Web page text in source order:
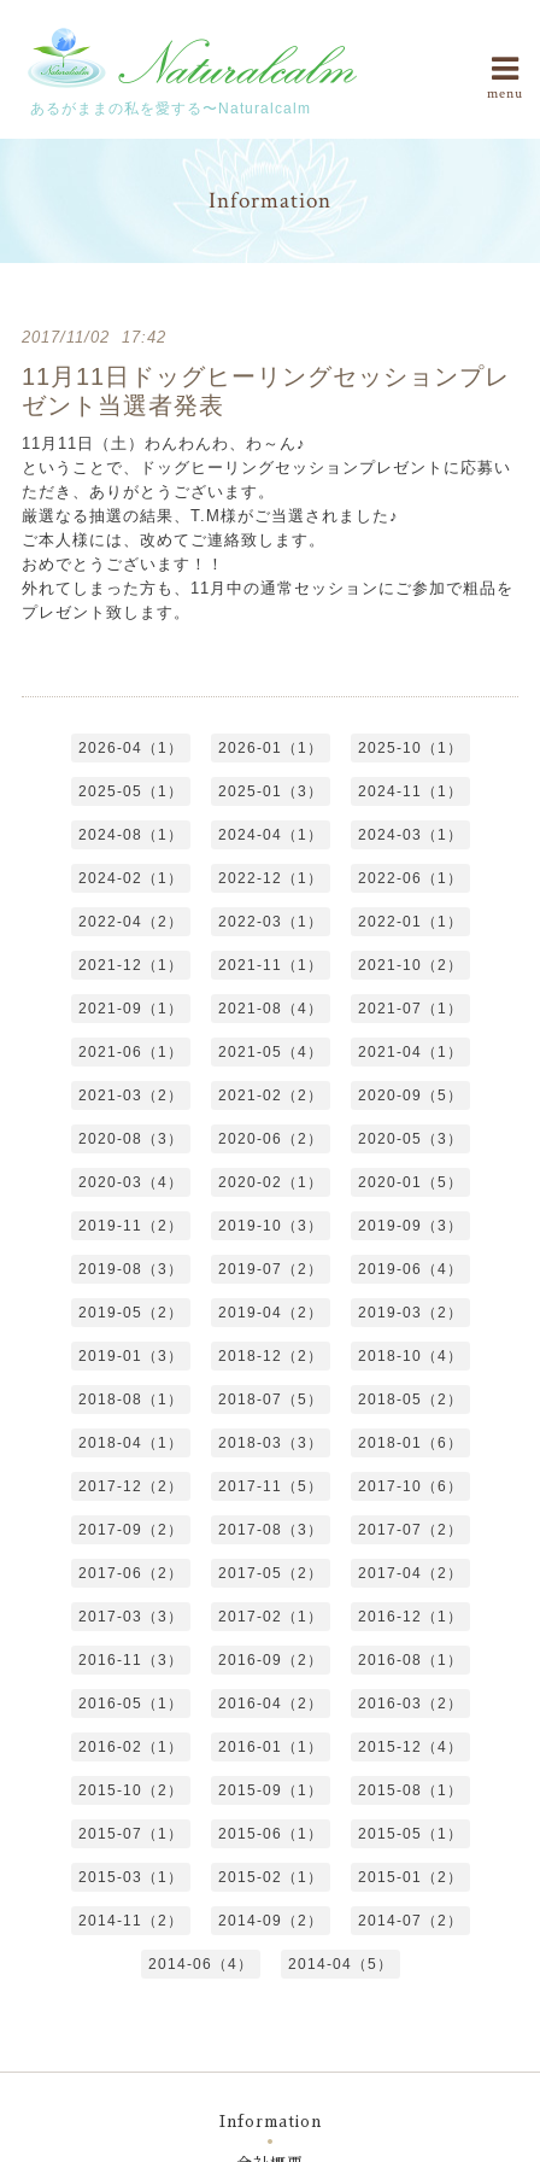
あるがままの私を愛する〜Naturalcalm
menu
Information
2017/11/02 17:42
11月11日ドッグヒーリングセッションプレ
ゼント当選者発表
11月11日（土）わんわんわ、わ～ん♪
ということで、ドッグヒーリングセッションプレゼントに応募い
ただき、ありがとうございます。
厳選なる抽選の結果、T.M様がご当選されました♪
ご本人様には、改めてご連絡致します。
おめでとうございます！！
外れてしまった方も、11月中の通常セッションにご参加で粗品を
プレゼント致します。
2026-04（1） 2026-01（1） 2025-10（1）
2025-05（1） 2025-01（3） 2024-11（1）
2024-08（1） 2024-04（1） 2024-03（1）
2024-02（1） 2022-12（1） 2022-06（1）
2022-04（2） 2022-03（1） 2022-01（1）
2021-12（1） 2021-11（1） 2021-10（2）
2021-09（1） 2021-08（4） 2021-07（1）
2021-06（1） 2021-05（4） 2021-04（1）
2021-03（2） 2021-02（2） 2020-09（5）
2020-08（3） 2020-06（2） 2020-05（3）
2020-03（4） 2020-02（1） 2020-01（5）
2019-11（2） 2019-10（3） 2019-09（3）
2019-08（3） 2019-07（2） 2019-06（4）
2019-05（2） 2019-04（2） 2019-03（2）
2019-01（3） 2018-12（2） 2018-10（4）
2018-08（1） 2018-07（5） 2018-05（2）
2018-04（1） 2018-03（3） 2018-01（6）
2017-12（2） 2017-11（5） 2017-10（6）
2017-09（2） 2017-08（3） 2017-07（2）
2017-06（2） 2017-05（2） 2017-04（2）
2017-03（3） 2017-02（1） 2016-12（1）
2016-11（3） 2016-09（2） 2016-08（1）
2016-05（1） 2016-04（2） 2016-03（2）
2016-02（1） 2016-01（1） 2015-12（4）
2015-10（2） 2015-09（1） 2015-08（1）
2015-07（1） 2015-06（1） 2015-05（1）
2015-03（1） 2015-02（1） 2015-01（2）
2014-11（2） 2014-09（2） 2014-07（2）
2014-06（4） 2014-04（5）
Information